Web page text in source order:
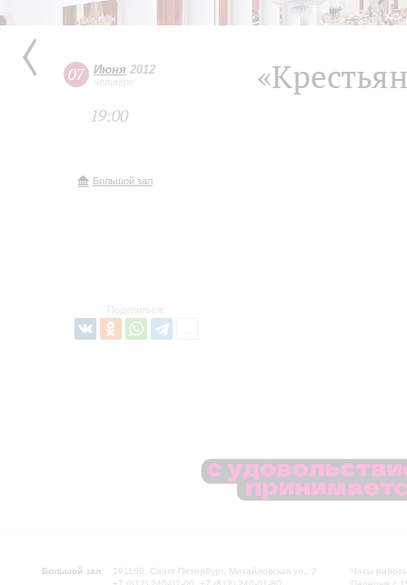
07 Июня 2012
четверг
19:00
Большой зал
Поделиться:
Большой зал:
191186, Санкт-Петербург, Михайловская ул., 2
Часы